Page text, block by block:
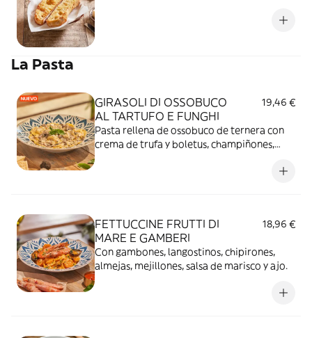
La Pasta
GIRASOLI DI OSSOBUCO
AL TARTUFO E FUNGHI
19,46 €
Pasta rellena de ossobuco de ternera con
crema de trufa y boletus, champiñones,
FETTUCCINE FRUTTI DI
MARE E GAMBERI
18,96 €
Con gambones, langostinos, chipirones,
almejas, mejillones, salsa de marisco y ajo.